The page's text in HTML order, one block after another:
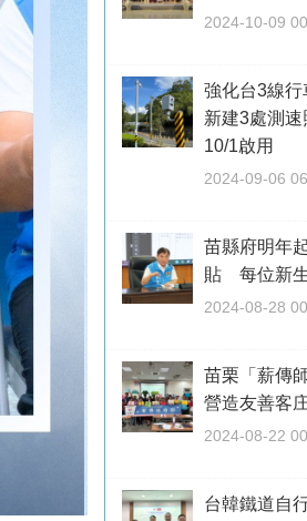
2024-10-09
強化台3線
新建3處測
10/1啟用
2024-09-06
苗縣府明年
貼 每位新
2024-08-28
苗栗「薪傳
營造友善客
2024-08-22
台韓鐵道自